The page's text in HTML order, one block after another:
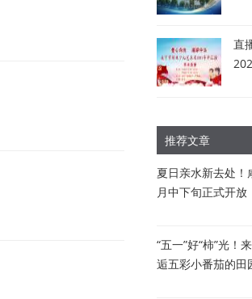
直
推荐文章
夏日亲水新去处
月中下旬正式开放
“五一”好“柿”光！
逅五彩小番茄的田